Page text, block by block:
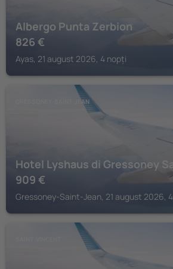
Albergo Punta Zerbion
826 €
Ayas, 21 august 2026, 4 nopți
GRESSONEY-SAINT-JEAN
Hotel Lyshaus di Gressoney
909 €
Gressoney-Saint-Jean, 21 august 2026,